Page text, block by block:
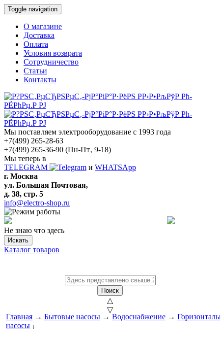
Toggle navigation
О магазине
Доставка
Оплата
Условия возврата
Сотрудничество
Статьи
Контакты
Мы поставляем электрооборудование с 1993 года
+7(499) 265-28-63
+7(499) 265-36-90 (Пн-Пт‚ 9-18)
Мы теперь в
TELEGRAM
и WHATSApp
г. Москва
ул. Большая Почтовая,
д. 38, стр. 5
info@electro-shop.ru
Не знаю что здесь
Искать
Каталог товаров
Поиск
△
▽
Главная → Бытовые насосы → Водоснабжение →
насосы ↓